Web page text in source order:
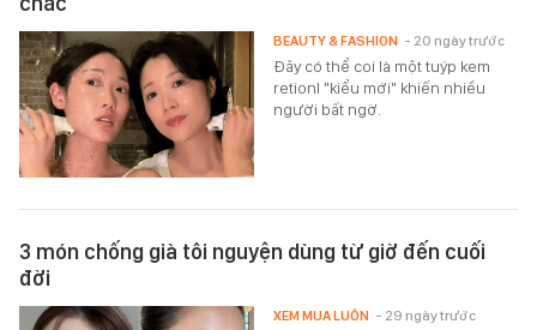
Đây có thể coi là một tuýp kem
retionl "kiểu mới" khiến nhiều
người bất ngờ.
BEAUTY & FASHION - 20 ngày trước
3 món chống già tôi nguyện dùng từ giờ đến cuối
đời
XEM MUA LUÔN - 29 ngày trước